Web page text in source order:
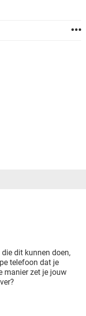
dit kunnen doen,
telefoon dat je
manier zet je jouw